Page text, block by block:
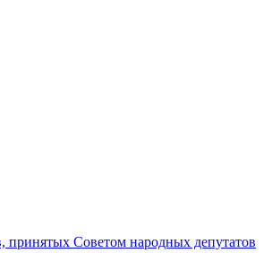
Советом народных депутатов